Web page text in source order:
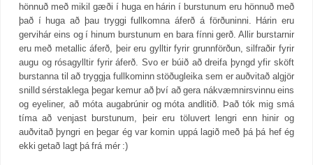
hönnuð með mikil gæði í huga en hárin í burstunum eru hönnuð með
það í huga að þau tryggi fullkomna áferð á förðuninni. Hárin eru
gervihár eins og í hinum burstunum en bara fínni gerð. Allir burstarnir
eru með metallic áferð, þeir eru gylltir fyrir grunnförðun, silfraðir fyrir
augu og rósagylltir fyrir áferð. Svo er búið að dreifa þyngd yfir sköft
burstanna til að tryggja fullkominn stöðugleika sem er auðvitað algjör
snilld sérstaklega þegar kemur að því að gera nákvæmnirsvinnu eins
og eyeliner, að móta augabrúnir og móta andlitið. Það tók mig smá
tíma að venjast burstunum, þeir eru töluvert lengri enn hinir og
auðvitað þyngri en þegar ég var komin uppá lagið með þá þá hef ég
ekki getað lagt þá frá mér :)